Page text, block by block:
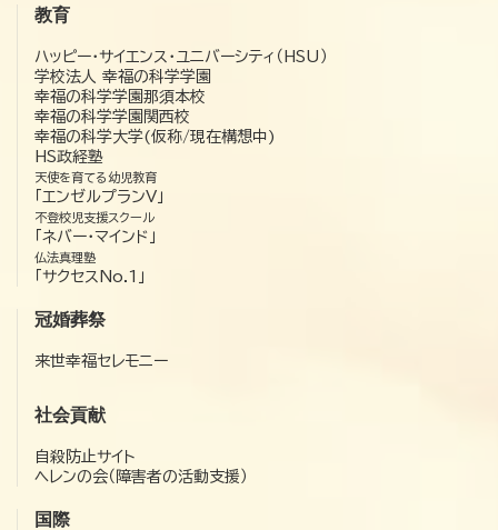
教育
ハッピー・サイエンス・ユニバーシティ（HSU）
学校法人 幸福の科学学園
幸福の科学学園那須本校
幸福の科学学園関西校
幸福の科学大学(仮称/現在構想中)
HS政経塾
天使を育てる幼児教育
「エンゼルプランV」
不登校児支援スクール
「ネバー・マインド」
仏法真理塾
「サクセスNo.1」
冠婚葬祭
来世幸福セレモニー
社会貢献
自殺防止サイト
ヘレンの会（障害者の活動支援）
国際